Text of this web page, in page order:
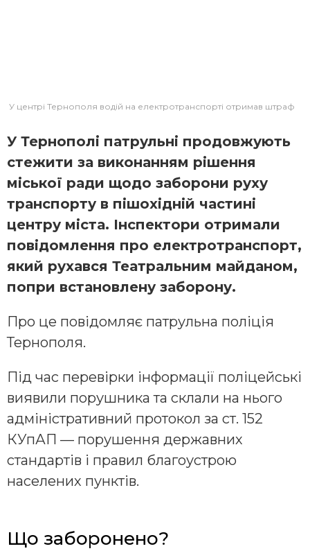
У центрі Тернополя водій на електротранспорті отримав штраф
У Тернополі патрульні продовжують
стежити за виконанням рішення
міської ради щодо заборони руху
транспорту в пішохідній частині
центру міста. Інспектори отримали
повідомлення про електротранспорт,
який рухався Театральним майданом,
попри встановлену заборону.
Про це повідомляє патрульна поліція
Тернополя.
Під час перевірки інформації поліцейські
виявили порушника та склали на нього
адміністративний протокол за ст. 152
КУпАП — порушення державних
стандартів і правил благоустрою
населених пунктів.
Що заборонено?